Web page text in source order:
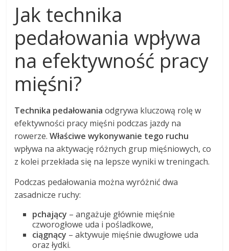
Jak technika
pedałowania wpływa
na efektywność pracy
mięśni?
Technika pedałowania odgrywa kluczową rolę w
efektywności pracy mięśni podczas jazdy na
rowerze.Właściwe wykonywanie tego ruchu
wpływa na aktywację różnych grup mięśniowych, co
z kolei przekłada się na lepsze wyniki w treningach.
Podczas pedałowania można wyróżnić dwa
zasadnicze ruchy:
pchający – angażuje głównie mięśnie
czworogłowe uda i pośladkowe,
ciągnący – aktywuje mięśnie dwugłowe uda
oraz łydki.